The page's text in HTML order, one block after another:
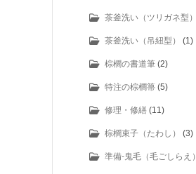
茶釜洗い（ツリガネ型）
茶釜洗い（吊紐型） (1)
棕櫚の書道筆 (2)
特注の棕櫚箒 (5)
修理・修繕 (11)
棕櫚束子（たわし） (3)
準備-鬼毛（毛ごしらえ）